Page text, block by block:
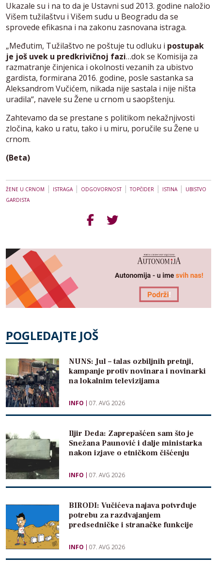
Ukazale su i na to da je Ustavni sud 2013. godine naložio
Višem tužilaštvu i Višem sudu u Beogradu da se
sprovede efikasna i na zakonu zasnovana istraga.
„Međutim, Tužilaštvo ne poštuje tu odluku i postupak
je još uvek u predkrivičnoj fazi…dok se Komisija za
razmatranje činjenica i okolnosti vezanih za ubistvo
gardista, formirana 2016. godine, posle sastanka sa
Aleksandrom Vučićem, nikada nije sastala i nije ništa
uradila“, navele su Žene u crnom u saopštenju.
Zahtevamo da se prestane s politikom nekažnjivosti
zločina, kako u ratu, tako i u miru, poručile su Žene u
crnom.
(Beta)
ŽENE U CRNOM | ISTRAGA| ODGOVORNOST|TOPČIDER | ISTINA|
UBISTVO
GARDISTA
POGLEDAJTE JOŠ
NUNS: Jul – talas ozbiljnih pretnji,
kampanje protiv novinara i novinarki
na lokalnim televizijama
INFO 07. AVG 2026
Iljir Deda: Zaprepašćen sam što je
Snežana Paunović i dalje ministarka
nakon izjave o etničkom čišćenju
INFO 07. AVG 2026
BIRODI: Vučićeva najava potvrđuje
potrebu za razdvajanjem
predsedničke i stranačke funkcije
INFO 07. AVG 2026